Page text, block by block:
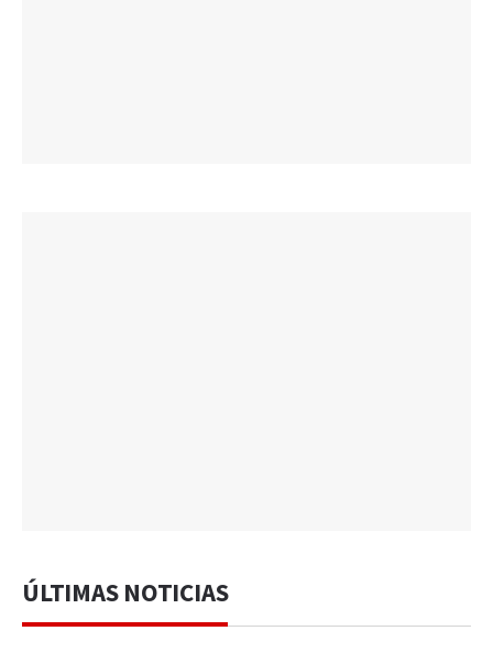
ÚLTIMAS NOTICIAS